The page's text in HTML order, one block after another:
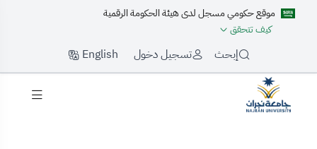
موقع حكومي مسجل لدى هيئة الحكومة الرقمية
كيف تتحقق
إبحث تسجيل دخول English